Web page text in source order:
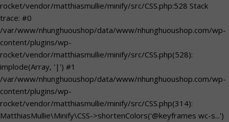
rocket/vendor/matthiasmullie/minify/src/CSS.php:528 Stack
trace: #0
/var/www/nhunghuoushop/data/www/nhunghuoushop.com/wp-
content/plugins/wp-
rocket/vendor/matthiasmullie/minify/src/CSS.php(528):
implode(Array, '|') #1
/var/www/nhunghuoushop/data/www/nhunghuoushop.com/wp-
content/plugins/wp-
rocket/vendor/matthiasmullie/minify/src/CSS.php(314):
MatthiasMullie\Minify\CSS->shortenColors('@keyframes wc-s...')